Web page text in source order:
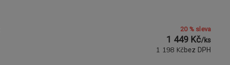
20 % sleva
1 449 Kč/ks
1 198 Kčbez DPH